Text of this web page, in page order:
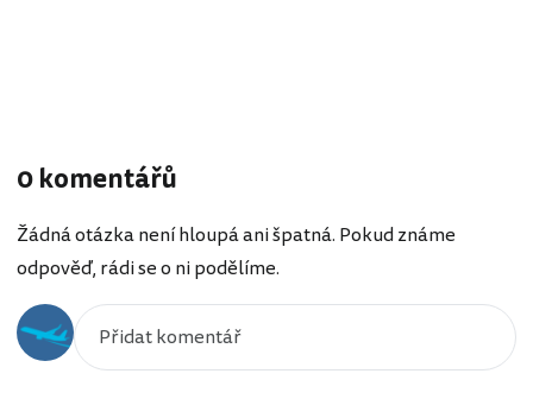
0 komentářů
Žádná otázka není hloupá ani špatná. Pokud známe
odpověď, rádi se o ni podělíme.